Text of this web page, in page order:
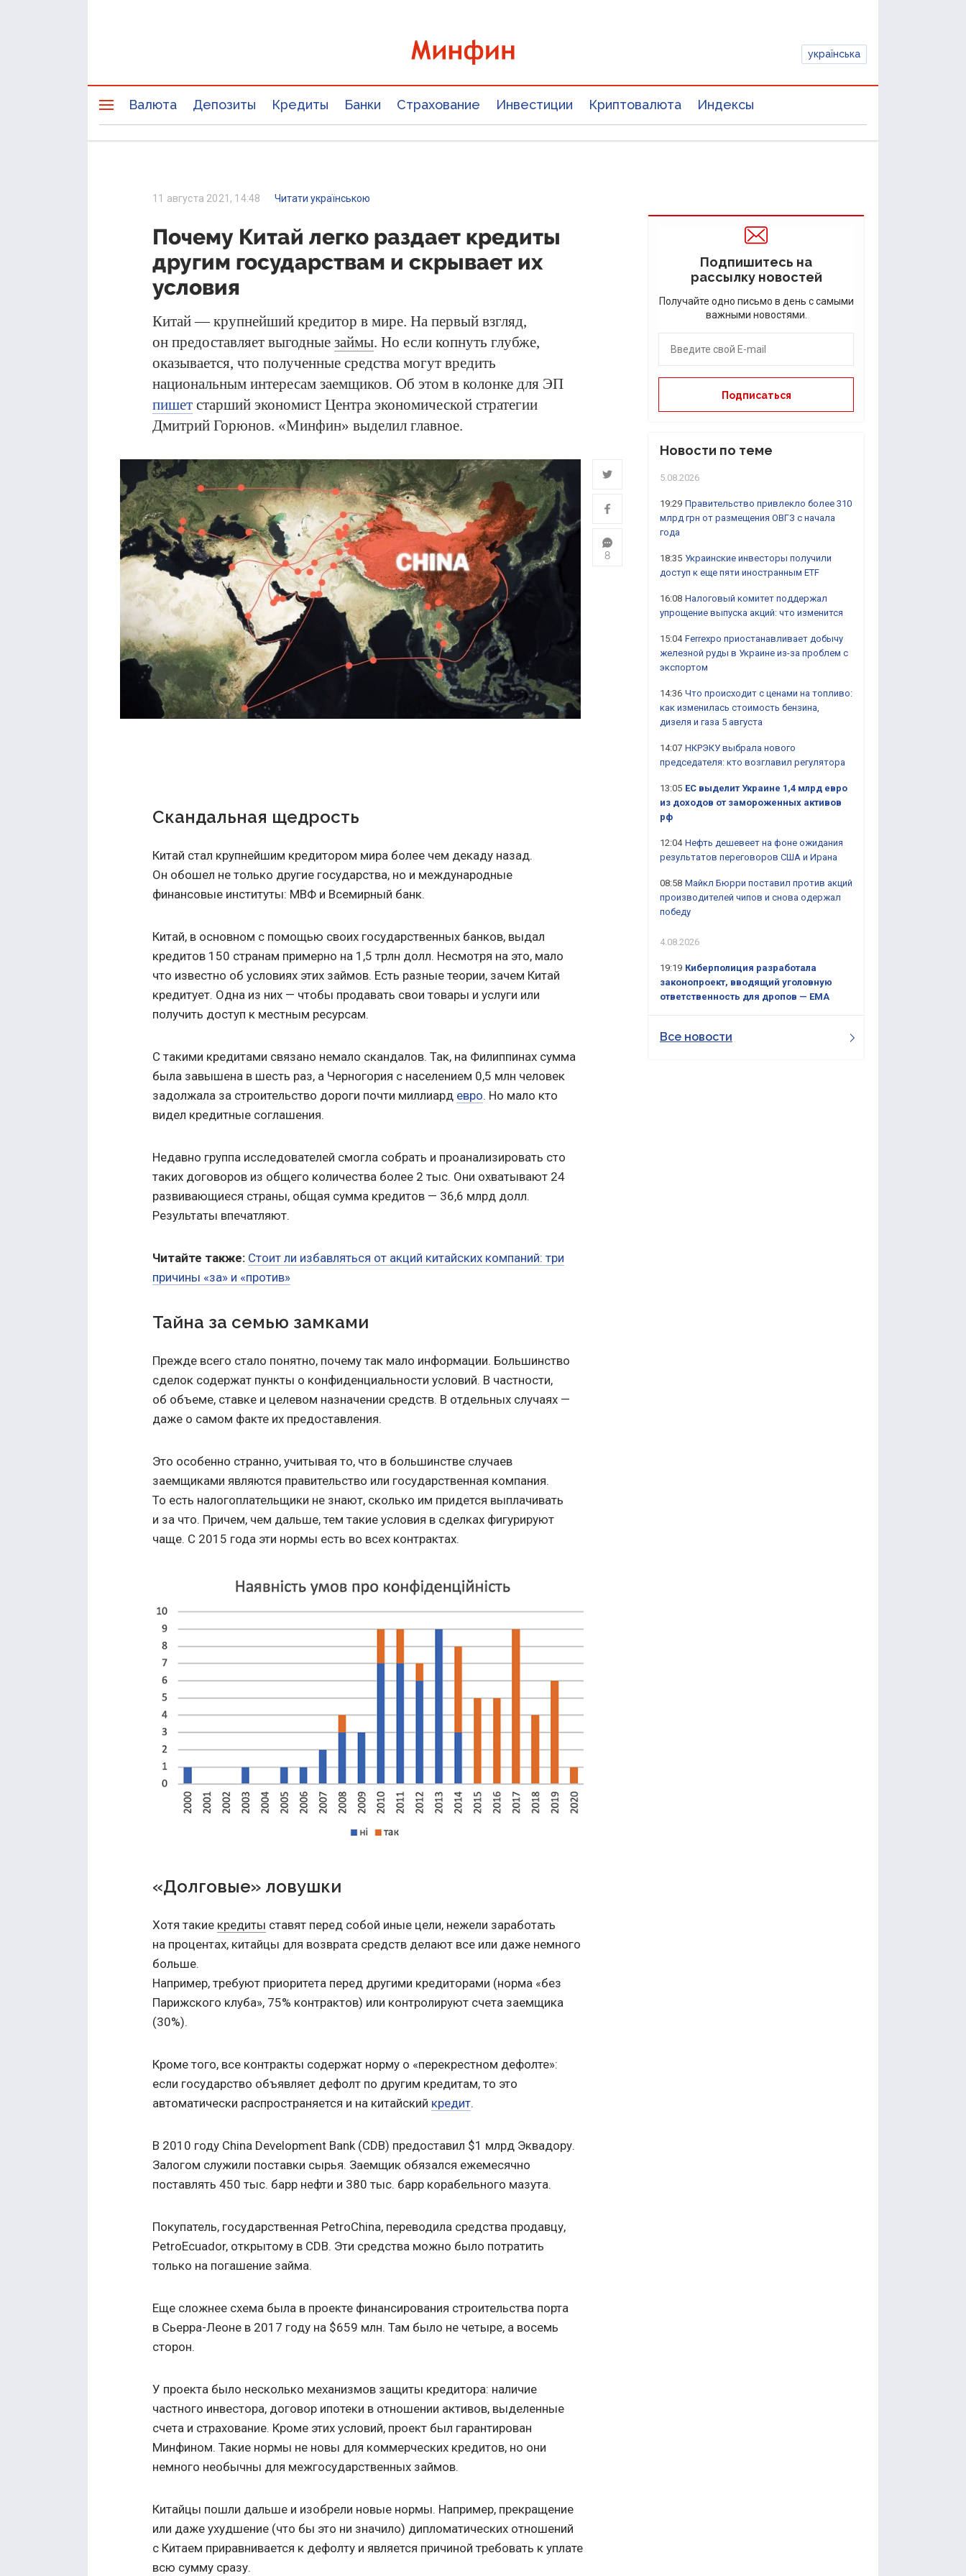
українська
Валюта Депозиты Кредиты Банки Страхование Инвестиции Криптовалюта Индексы
11 августа 2021, 14:48 Читати українською
Почему Китай легко раздает кредиты
другим государствам и скрывает их
условия
Китай — крупнейший кредитор в мире. На первый взгляд,
он предоставляет выгодные займы. Но если копнуть глубже,
оказывается, что полученные средства могут вредить
национальным интересам заемщиков. Об этом в колонке для ЭП
пишет старший экономист Центра экономической стратегии
Дмитрий Горюнов. «Минфин» выделил главное.
8
Скандальная щедрость
Китай стал крупнейшим кредитором мира более чем декаду назад.
Он обошел не только другие государства, но и международные
финансовые институты: МВФ и Всемирный банк.
Китай, в основном с помощью своих государственных банков, выдал
кредитов 150 странам примерно на 1,5 трлн долл. Несмотря на это, мало
что известно об условиях этих займов. Есть разные теории, зачем Китай
кредитует. Одна из них — чтобы продавать свои товары и услуги или
получить доступ к местным ресурсам.
С такими кредитами связано немало скандалов. Так, на Филиппинах сумма
была завышена в шесть раз, а Черногория с населением 0,5 млн человек
задолжала за строительство дороги почти миллиард евро. Но мало кто
видел кредитные соглашения.
Недавно группа исследователей смогла собрать и проанализировать сто
таких договоров из общего количества более 2 тыс. Они охватывают 24
развивающиеся страны, общая сумма кредитов — 36,6 млрд долл.
Результаты впечатляют.
Читайте также: Стоит ли избавляться от акций китайских компаний: три
причины «за» и «против»
Тайна за семью замками
Прежде всего стало понятно, почему так мало информации. Большинство
сделок содержат пункты о конфиденциальности условий. В частности,
об объеме, ставке и целевом назначении средств. В отдельных случаях —
даже о самом факте их предоставления.
Это особенно странно, учитывая то, что в большинстве случаев
заемщиками являются правительство или государственная компания.
То есть налогоплательщики не знают, сколько им придется выплачивать
и за что. Причем, чем дальше, тем такие условия в сделках фигурируют
чаще. С 2015 года эти нормы есть во всех контрактах.
«Долговые» ловушки
Хотя такие кредиты ставят перед собой иные цели, нежели заработать
на процентах, китайцы для возврата средств делают все или даже немного
больше.
Например, требуют приоритета перед другими кредиторами (норма «без
Парижского клуба», 75% контрактов) или контролируют счета заемщика
(30%).
Кроме того, все контракты содержат норму о «перекрестном дефолте»:
если государство объявляет дефолт по другим кредитам, то это
автоматически распространяется и на китайский кредит.
В 2010 году China Development Bank (CDB) предоставил $1 млрд Эквадору.
Залогом служили поставки сырья. Заемщик обязался ежемесячно
поставлять 450 тыс. барр нефти и 380 тыс. барр корабельного мазута.
Покупатель, государственная PetroChina, переводила средства продавцу,
PetroEcuador, открытому в CDB. Эти средства можно было потратить
только на погашение займа.
Еще сложнее схема была в проекте финансирования строительства порта
в Сьерра-Леоне в 2017 году на $659 млн. Там было не четыре, а восемь
сторон.
У проекта было несколько механизмов защиты кредитора: наличие
частного инвестора, договор ипотеки в отношении активов, выделенные
счета и страхование. Кроме этих условий, проект был гарантирован
Минфином. Такие нормы не новы для коммерческих кредитов, но они
немного необычны для межгосударственных займов.
Китайцы пошли дальше и изобрели новые нормы. Например, прекращение
или даже ухудшение (что бы это ни значило) дипломатических отношений
с Китаем приравнивается к дефолту и является причиной требовать к уплате
всю сумму сразу.
Подпишитесь на
рассылку новостей
Получайте одно письмо в день с самыми
важными новостями.
Новости по теме
5.08.2026
19:29 Правительство привлекло более 310
млрд грн от размещения ОВГЗ с начала
года
18:35 Украинские инвесторы получили
доступ к еще пяти иностранным ETF
16:08 Налоговый комитет поддержал
упрощение выпуска акций: что изменится
15:04 Ferrexpo приостанавливает добычу
железной руды в Украине из-за проблем с
экспортом
14:36 Что происходит с ценами на топливо:
как изменилась стоимость бензина,
дизеля и газа 5 августа
14:07 НКРЭКУ выбрала нового
председателя: кто возглавил регулятора
13:05 ЕС выделит Украине 1,4 млрд евро
из доходов от замороженных активов
рф
12:04 Нефть дешевеет на фоне ожидания
результатов переговоров США и Ирана
08:58 Майкл Бюрри поставил против акций
производителей чипов и снова одержал
победу
4.08.2026
19:19 Киберполиция разработала
законопроект, вводящий уголовную
ответственность для дропов — ЕМА
Все новости